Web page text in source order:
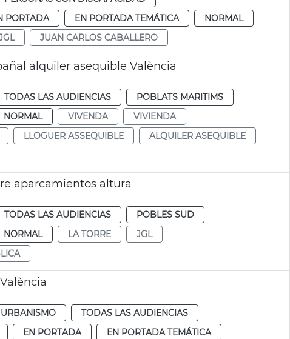
PORTADA EN PORTADA TEMÁTICA
NORMAL
JUAN CARLOS CABALLERO
alquiler asequible València
TODAS LAS AUDIENCIAS
POBLATS MARITIMS
NORMAL VIVENDA
VIVIENDA
LLOGUER ASSEQUIBLE
ALQUILER ASEQUIBLE
aparcamientos altura
TODAS LAS AUDIENCIAS
POBLES SUD
NORMAL LA TORRE
JGL
URBANISMO
TODAS LAS AUDIENCIAS
EN PORTADA EN PORTADA TEMÁTICA